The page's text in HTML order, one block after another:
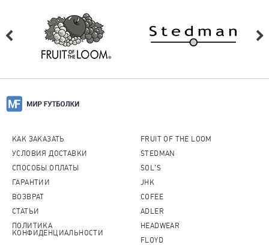
КАК ЗАКАЗАТЬ
УСЛОВИЯ ДОСТАВКИ
СПОСОБЫ ОПЛАТЫ
ГАРАНТИИ
ВОЗВРАТ
СТАТЬИ
ПОЛИТИКА
КОНФИДЕНЦИАЛЬНОСТИ
FRUIT OF THE LOOM
STEDMAN
SOL'S
JHK
COFEE
ADLER
HEADWEAR
FLOYD